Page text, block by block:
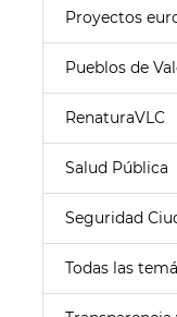
Proyectos
Pueblos de
RenaturaVLC
Salud Pública
Seguridad
Todas las